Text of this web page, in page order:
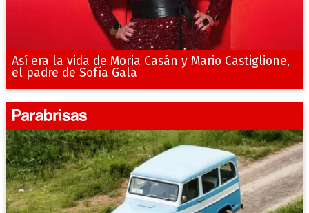
Así era la vida de Moria Casán y Mario Castiglione,
el padre de Sofía Gala